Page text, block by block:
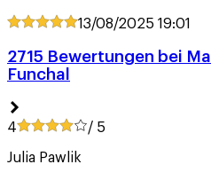
13/08/2025 19:01
2715 Bewertungen bei
Funchal
4 / 5
Julia Pawlik